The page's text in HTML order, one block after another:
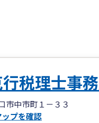
税理士事
市中市町１－３３
プを確認